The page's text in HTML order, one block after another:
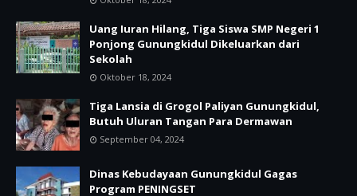
Uang Iuran Hilang, Tiga Siswa SMP Negeri 1
Ponjong Gunungkidul Dikeluarkan dari
Sekolah
Oktober 18, 2024
Tiga Lansia di Grogol Paliyan Gunungkidul,
Butuh Uluran Tangan Para Dermawan
September 04, 2024
Dinas Kebudayaan Gunungkidul Gagas
Program PENINGSET